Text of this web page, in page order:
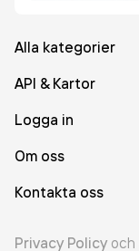
Alla kategorier
API & Kartor
Logga in
Om oss
Kontakta oss
Privacy Policy och